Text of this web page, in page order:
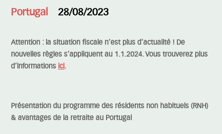
Portugal 28/08/2023
Attention : la situation fiscale n’est plus d’actualité ! De
nouvelles règles s’appliquent au 1.1.2024. Vous trouverez plus
d’informations ici .
Présentation du programme des résidents non habituels (RNH)
& avantages de la retraite au Portugal